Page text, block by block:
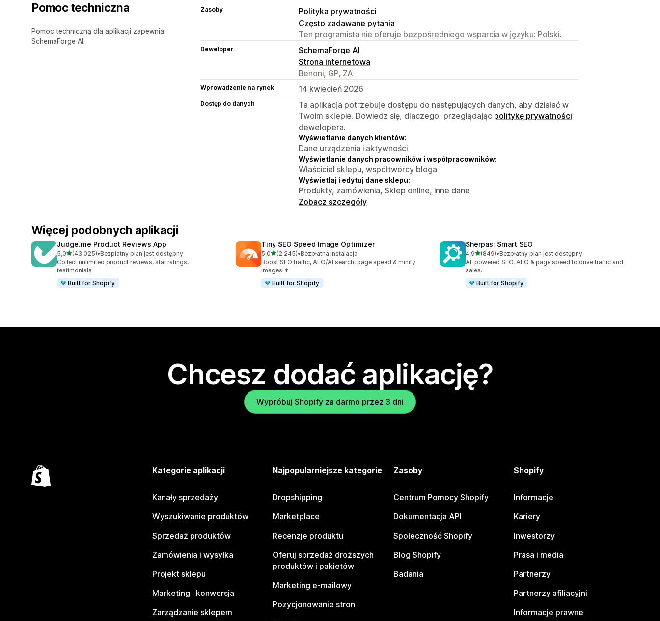
Pomoc techniczna
Pomoc techniczną dla aplikacji zapewnia
SchemaForge AI.
Zasoby
Polityka prywatności
Często zadawane pytania
Ten programista nie oferuje bezpośredniego wsparcia w języku: Polski.
Deweloper
SchemaForge AI
Strona internetowa
Benoni, GP, ZA
Wprowadzenie na rynek 14 kwiecień 2026
Dostęp do danych
Ta aplikacja potrzebuje dostępu do następujących danych, aby działać w
Twoim sklepie. Dowiedz się, dlaczego, przeglądając politykę prywatności
dewelopera.
Wyświetlanie danych klientów:
Dane urządzenia i aktywności
Wyświetlanie danych pracowników i współpracowników:
Właściciel sklepu, współtwórcy bloga
Wyświetlaj i edytuj dane sklepu:
Produkty, zamówienia, Sklep online, inne dane
Zobacz szczegóły
Więcej podobnych aplikacji
Judge.me Product Reviews App
5,0na 5 gwiazdek
(43 025)
Łączna liczba recenzji: 43025
•Bezpłatny plan jest dostępny
Collect unlimited product reviews, star ratings,
testimonials
Built for Shopify
Tiny SEO Speed Image Optimizer
5,0na 5 gwiazdek
(2 245)
Łączna liczba recenzji: 2245
•Bezpłatna instalacja
Boost SEO traffic, AEO/AI search, page speed & minify
images!↑
Built for Shopify
Sherpas: Smart SEO
4,9na 5 gwiazdek
(849)
Łączna liczba recenzji: 849
•Bezpłatny plan jest dostępny
AI-powered SEO, AEO & page speed to drive traffic and
sales.
Built for Shopify
Chcesz dodać aplikację?
Wypróbuj Shopify za darmo przez 3 dni
Kategorie aplikacji
Kanały sprzedaży
Wyszukiwanie produktów
Sprzedaż produktów
Zamówienia i wysyłka
Projekt sklepu
Marketing i konwersja
Zarządzanie sklepem
Najpopularniejsze kategorie
Dropshipping
Marketplace
Recenzje produktu
Oferuj sprzedaż droższych
produktów i pakietów
Marketing e-mailowy
Pozycjonowanie stron
Zasoby
Centrum Pomocy Shopify
Dokumentacja API
Społeczność Shopify
Blog Shopify
Badania
Shopify
Informacje
Kariery
Inwestorzy
Prasa i media
Partnerzy
Partnerzy afiliacyjni
Informacje prawne